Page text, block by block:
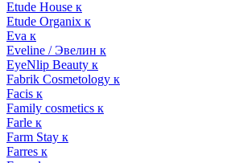
Etude House к
Etude Organix к
Eva к
Eveline / Эвелин к
EyeNlip Beauty к
Fabrik Cosmetology к
Facis к
Family cosmetics к
Farle к
Farm Stay к
Farres к